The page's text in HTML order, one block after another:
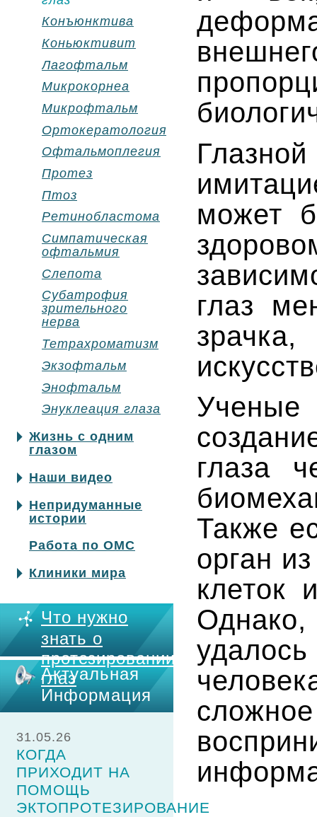
Конъюнктива
Коньюктивит
Лагофтальм
Микрокорнеа
Микрофтальм
Ортокератология
Офтальмоплегия
Протез
Птоз
Ретинобластома
Симпатическая
офтальмия
Слепота
Субатрофия
зрительного
нерва
Тетрахроматизм
Экзофтальм
Энофтальм
Энуклеация глаза
Жизнь с одним
глазом
Наши видео
Непридуманные
истории
Работа по ОМС
Клиники мира
Что нужно
знать о
протезировании
глаз
Актуальная
Информация
31.05.26
КОГДА
ПРИХОДИТ НА
ПОМОЩЬ
ЭКТОПРОТЕЗИРОВАНИЕ
может
глаз
Ученые
глаза
Также
орган
клеток